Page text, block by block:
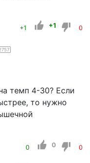
+1 +1 0
темп 4-30? Если
то нужно
0 0 0